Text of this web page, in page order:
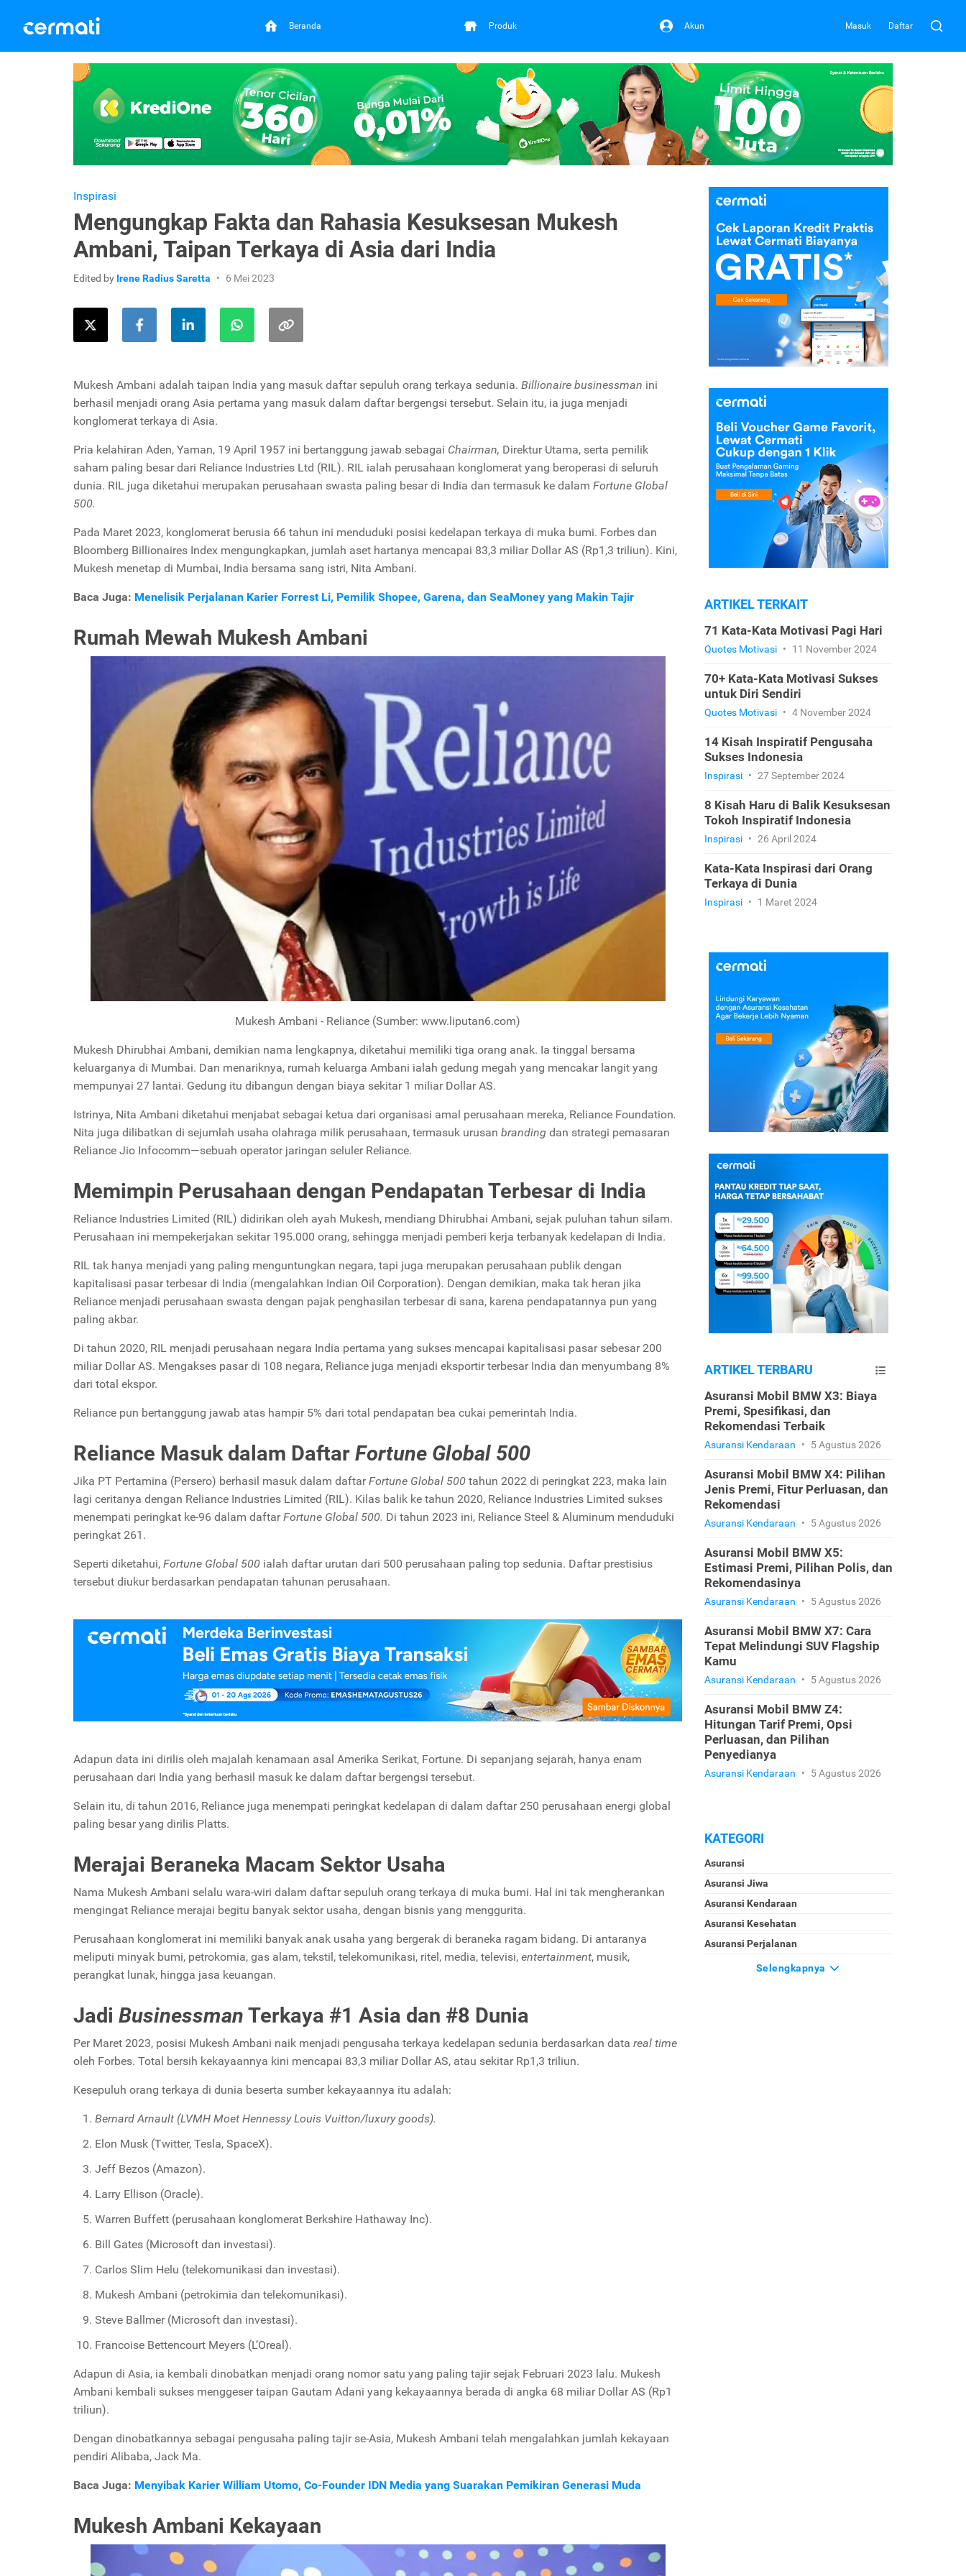
Beranda Produk Akun Masuk Daftar
Inspirasi
Mengungkap Fakta dan Rahasia Kesuksesan Mukesh
Ambani, Taipan Terkaya di Asia dari India
Edited by Irene Radius Saretta 6 Mei 2023
Mukesh Ambani adalah taipan India yang masuk daftar sepuluh orang terkaya sedunia. Billionaire businessman ini
berhasil menjadi orang Asia pertama yang masuk dalam daftar bergengsi tersebut. Selain itu, ia juga menjadi
konglomerat terkaya di Asia.
Pria kelahiran Aden, Yaman, 19 April 1957 ini bertanggung jawab sebagai Chairman, Direktur Utama, serta pemilik
saham paling besar dari Reliance Industries Ltd (RIL). RIL ialah perusahaan konglomerat yang beroperasi di seluruh
dunia. RIL juga diketahui merupakan perusahaan swasta paling besar di India dan termasuk ke dalam Fortune Global
500.
Pada Maret 2023, konglomerat berusia 66 tahun ini menduduki posisi kedelapan terkaya di muka bumi. Forbes dan
Bloomberg Billionaires Index mengungkapkan, jumlah aset hartanya mencapai 83,3 miliar Dollar AS (Rp1,3 triliun). Kini,
Mukesh menetap di Mumbai, India bersama sang istri, Nita Ambani.
Baca Juga: Menelisik Perjalanan Karier Forrest Li, Pemilik Shopee, Garena, dan SeaMoney yang Makin Tajir
Rumah Mewah Mukesh Ambani
Mukesh Ambani - Reliance (Sumber: www.liputan6.com)
Mukesh Dhirubhai Ambani, demikian nama lengkapnya, diketahui memiliki tiga orang anak. Ia tinggal bersama
keluarganya di Mumbai. Dan menariknya, rumah keluarga Ambani ialah gedung megah yang mencakar langit yang
mempunyai 27 lantai. Gedung itu dibangun dengan biaya sekitar 1 miliar Dollar AS.
Istrinya, Nita Ambani diketahui menjabat sebagai ketua dari organisasi amal perusahaan mereka, Reliance Foundation.
Nita juga dilibatkan di sejumlah usaha olahraga milik perusahaan, termasuk urusan branding dan strategi pemasaran
Reliance Jio Infocomm—sebuah operator jaringan seluler Reliance.
Memimpin Perusahaan dengan Pendapatan Terbesar di India
Reliance Industries Limited (RIL) didirikan oleh ayah Mukesh, mendiang Dhirubhai Ambani, sejak puluhan tahun silam.
Perusahaan ini mempekerjakan sekitar 195.000 orang, sehingga menjadi pemberi kerja terbanyak kedelapan di India.
RIL tak hanya menjadi yang paling menguntungkan negara, tapi juga merupakan perusahaan publik dengan
kapitalisasi pasar terbesar di India (mengalahkan Indian Oil Corporation). Dengan demikian, maka tak heran jika
Reliance menjadi perusahaan swasta dengan pajak penghasilan terbesar di sana, karena pendapatannya pun yang
paling akbar.
Di tahun 2020, RIL menjadi perusahaan negara India pertama yang sukses mencapai kapitalisasi pasar sebesar 200
miliar Dollar AS. Mengakses pasar di 108 negara, Reliance juga menjadi eksportir terbesar India dan menyumbang 8%
dari total ekspor.
Reliance pun bertanggung jawab atas hampir 5% dari total pendapatan bea cukai pemerintah India.
Reliance Masuk dalam Daftar Fortune Global 500
Jika PT Pertamina (Persero) berhasil masuk dalam daftarFortune Global 500 tahun 2022 di peringkat 223, maka lain
lagi ceritanya dengan Reliance Industries Limited (RIL). Kilas balik ke tahun 2020, Reliance Industries Limited sukses
menempati peringkat ke-96 dalam daftarFortune Global 500. Di tahun 2023 ini, Reliance Steel & Aluminum menduduki
peringkat 261.
Seperti diketahui, Fortune Global 500 ialah daftar urutan dari 500 perusahaan paling top sedunia. Daftar prestisius
tersebut diukur berdasarkan pendapatan tahunan perusahaan.
Adapun data ini dirilis oleh majalah kenamaan asal Amerika Serikat, Fortune. Di sepanjang sejarah, hanya enam
perusahaan dari India yang berhasil masuk ke dalam daftar bergengsi tersebut.
Selain itu, di tahun 2016, Reliance juga menempati peringkat kedelapan di dalam daftar 250 perusahaan energi global
paling besar yang dirilis Platts.
Merajai Beraneka Macam Sektor Usaha
Nama Mukesh Ambani selalu wara-wiri dalam daftar sepuluh orang terkaya di muka bumi. Hal ini tak mengherankan
mengingat Reliance merajai begitu banyak sektor usaha, dengan bisnis yang menggurita.
Perusahaan konglomerat ini memiliki banyak anak usaha yang bergerak di beraneka ragam bidang. Di antaranya
meliputi minyak bumi, petrokomia, gas alam, tekstil, telekomunikasi, ritel, media, televisi, entertainment, musik,
perangkat lunak, hingga jasa keuangan.
Jadi Businessman Terkaya #1 Asia dan #8 Dunia
Per Maret 2023, posisi Mukesh Ambani naik menjadi pengusaha terkaya kedelapan sedunia berdasarkan data real time
oleh Forbes. Total bersih kekayaannya kini mencapai 83,3 miliar Dollar AS, atau sekitar Rp1,3 triliun.
Kesepuluh orang terkaya di dunia beserta sumber kekayaannya itu adalah:
Bernard Arnault (LVMH Moet Hennessy Louis Vuitton/luxury goods).
Elon Musk (Twitter, Tesla, SpaceX).
Jeff Bezos (Amazon).
Larry Ellison (Oracle).
Warren Buffett (perusahaan konglomerat Berkshire Hathaway Inc).
Bill Gates (Microsoft dan investasi).
Carlos Slim Helu (telekomunikasi dan investasi).
Mukesh Ambani (petrokimia dan telekomunikasi).
Steve Ballmer (Microsoft dan investasi).
Francoise Bettencourt Meyers (L’Oreal).
Adapun di Asia, ia kembali dinobatkan menjadi orang nomor satu yang paling tajir sejak Februari 2023 lalu. Mukesh
Ambani kembali sukses menggeser taipan Gautam Adani yang kekayaannya berada di angka 68 miliar Dollar AS (Rp1
triliun).
Dengan dinobatkannya sebagai pengusaha paling tajir se-Asia, Mukesh Ambani telah mengalahkan jumlah kekayaan
pendiri Alibaba, Jack Ma.
Baca Juga: Menyibak Karier William Utomo, Co-Founder IDN Media yang Suarakan Pemikiran Generasi Muda
Mukesh Ambani Kekayaan
ARTIKEL TERKAIT
71 Kata-Kata Motivasi Pagi Hari
Quotes Motivasi • 11 November 2024
70+ Kata-Kata Motivasi Sukses
untuk Diri Sendiri
Quotes Motivasi • 4 November 2024
14 Kisah Inspiratif Pengusaha
Sukses Indonesia
Inspirasi • 27 September 2024
8 Kisah Haru di Balik Kesuksesan
Tokoh Inspiratif Indonesia
Inspirasi • 26 April 2024
Kata-Kata Inspirasi dari Orang
Terkaya di Dunia
Inspirasi • 1 Maret 2024
ARTIKEL TERBARU
Asuransi Mobil BMW X3: Biaya
Premi, Spesifikasi, dan
Rekomendasi Terbaik
Asuransi Kendaraan • 5 Agustus 2026
Asuransi Mobil BMW X4: Pilihan
Jenis Premi, Fitur Perluasan, dan
Rekomendasi
Asuransi Kendaraan • 5 Agustus 2026
Asuransi Mobil BMW X5:
Estimasi Premi, Pilihan Polis, dan
Rekomendasinya
Asuransi Kendaraan • 5 Agustus 2026
Asuransi Mobil BMW X7: Cara
Tepat Melindungi SUV Flagship
Kamu
Asuransi Kendaraan • 5 Agustus 2026
Asuransi Mobil BMW Z4:
Hitungan Tarif Premi, Opsi
Perluasan, dan Pilihan
Penyedianya
Asuransi Kendaraan • 5 Agustus 2026
KATEGORI
Asuransi
Asuransi Jiwa
Asuransi Kendaraan
Asuransi Kesehatan
Asuransi Perjalanan
Selengkapnya